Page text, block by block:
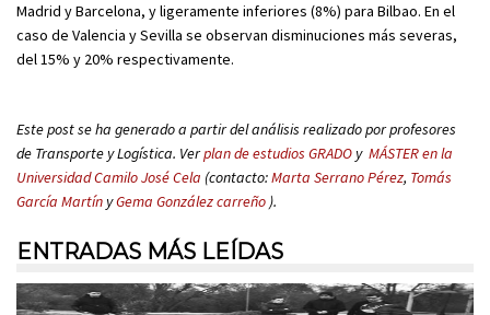
Madrid y Barcelona, y ligeramente inferiores (8%) para Bilbao. En el
caso de Valencia y Sevilla se observan disminuciones más severas,
del 15% y 20% respectivamente.
Este post se ha generado a partir del análisis realizado por profesores
de Transporte y Logística. Verplan de estudios GRADO y MÁSTER en la
Universidad Camilo José Cela (contacto:Marta Serrano Pérez, Tomás
García Martín yGema González carreño ).
ENTRADAS MÁS LEÍDAS